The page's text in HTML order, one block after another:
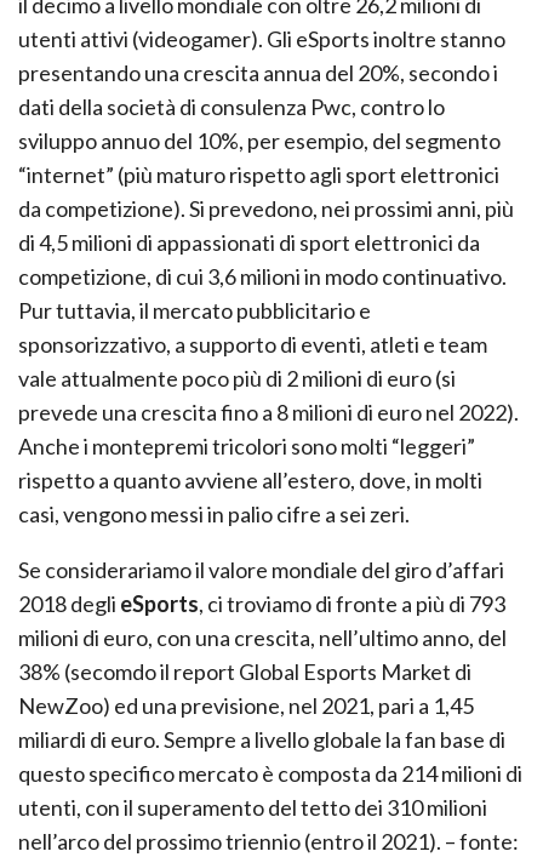
utenti attivi (videogamer). Gli eSports inoltre stanno
presentando una crescita annua del 20%, secondo i
dati della società di consulenza Pwc, contro lo
sviluppo annuo del 10%, per esempio, del segmento
“internet” (più maturo rispetto agli sport elettronici
da competizione). Si prevedono, nei prossimi anni, più
di 4,5 milioni di appassionati di sport elettronici da
competizione, di cui 3,6 milioni in modo continuativo.
Pur tuttavia, il mercato pubblicitario e
sponsorizzativo, a supporto di eventi, atleti e team
vale attualmente poco più di 2 milioni di euro (si
prevede una crescita fino a 8 milioni di euro nel 2022).
Anche i montepremi tricolori sono molti “leggeri”
rispetto a quanto avviene all’estero, dove, in molti
casi, vengono messi in palio cifre a sei zeri.
Se considerariamo il valore mondiale del giro d’affari
2018 degli eSports, ci troviamo di fronte a più di 793
milioni di euro, con una crescita, nell’ultimo anno, del
38% (secomdo il report Global Esports Market di
NewZoo) ed una previsione, nel 2021, pari a 1,45
miliardi di euro. Sempre a livello globale la fan base di
questo specifico mercato è composta da 214 milioni di
utenti, con il superamento del tetto dei 310 milioni
nell’arco del prossimo triennio (entro il 2021). – fonte: